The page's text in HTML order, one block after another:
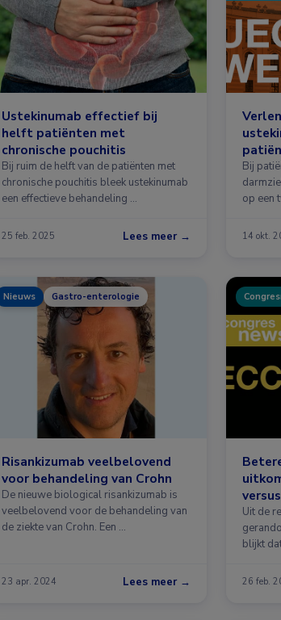
Ustekinumab effectief bij
helft patiënten met
chronische pouchitis
Bij ruim de helft van de patiënten met
chronische pouchitis bleek ustekinumab
een effectieve behandeling …
25 feb. 2025 Lees meer →
Bij
op een
14 okt.
Nieuws Gastro-enterologie
Risankizumab veelbelovend
voor behandeling van Crohn
De nieuwe biological risankizumab is
veelbelovend voor de behandeling van
de ziekte van Crohn. Een …
23 apr. 2024 Lees meer →
tot
Uit de
blijkt
26 feb.